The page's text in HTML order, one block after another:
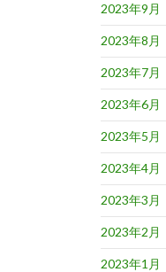
2023年9月
2023年8月
2023年7月
2023年6月
2023年5月
2023年4月
2023年3月
2023年2月
2023年1月